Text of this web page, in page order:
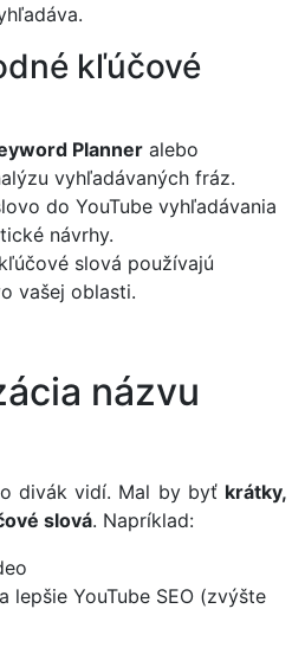
kľúčové
Planner alebo
vyhľadávaných fráz.
do YouTube vyhľadávania
návrhy.
slová používajú
vašej oblasti.
názvu
divák vidí. Mal by byť krátky,
slová. Napríklad:
lepšie YouTube SEO (zvýšte